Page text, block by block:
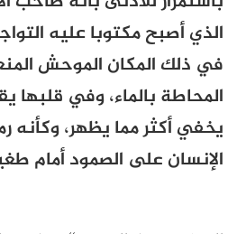
الذي أصبح مكتوبا عليه
في ذلك المكان الموحش
المحاطة بالماء، وفي قلبها
يخفي أكثر مما يظهر، وكأنه
الإنسان على الصمود أمام